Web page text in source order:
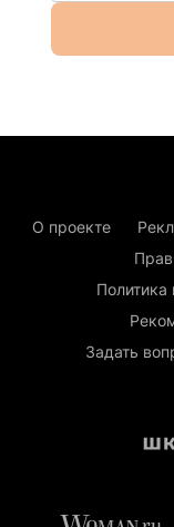
О проекте
Политика
Задать